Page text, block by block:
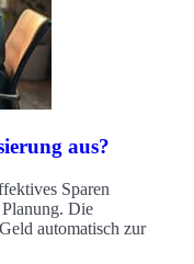
aus?
Sparen
Die
automatisch zur